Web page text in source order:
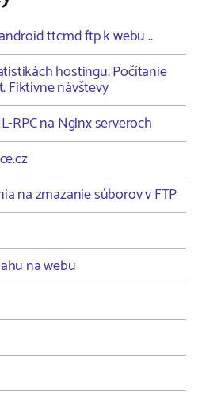
ttcmd ftp k webu ..
hostingu. Počítanie
Fiktívne návštevy
RPC na Nginx serveroch
na zmazanie súborov v FTP
na webu